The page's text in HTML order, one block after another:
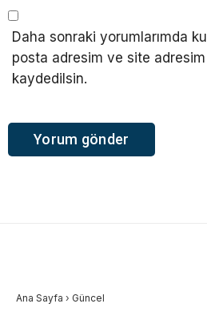
Daha sonraki yorumlarımda
posta adresim ve site adresim
kaydedilsin.
Ana Sayfa › Güncel